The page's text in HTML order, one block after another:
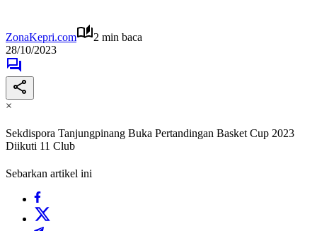
ZonaKepri.com
2 min baca
28/10/2023
×
Sekdispora Tanjungpinang Buka Pertandingan Basket Cup 2023
Diikuti 11 Club
Sebarkan artikel ini